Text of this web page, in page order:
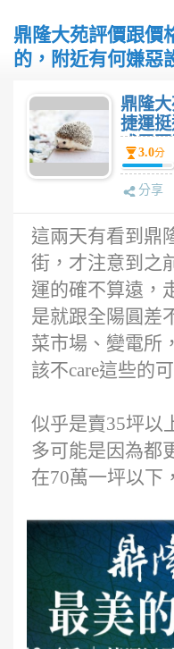
鼎隆大苑評價跟價
的，附近有何嫌惡
鼎隆
捷運
或需
3.0分
分享
這兩天有看到鼎
街，才注意到之
運的確不算遠，
是就跟全陽圓差
菜市場、變電所
該不care這些的
似乎是賣35坪以
多可能是因為都
在70萬一坪以下